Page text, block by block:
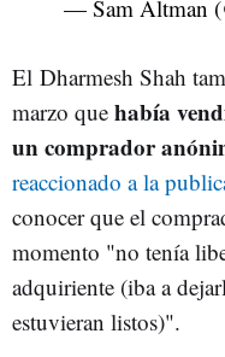
— Sam Altman
El Dharmesh Shah
marzo que había
un comprador
reaccionado a la
conocer que el
momento "no tenía
adquiriente (iba a
estuvieran listos)".